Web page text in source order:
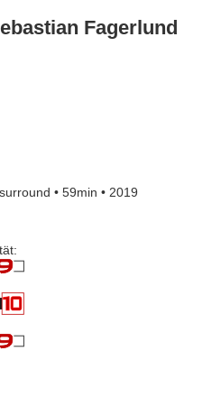
Fagerlund
• 59min • 2019